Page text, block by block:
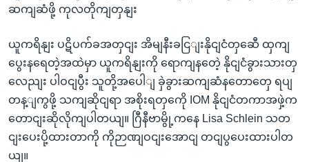
ဆကျဆံဖို့ ကုလတိုကျတှနျး
ယူကရိနျး ပဋိပက်ခအတှငျး အိမျနီးခငြျးနိုငျငံတှဆေီ ထှကျ
ပွေးနရေတဲ့အထဲမှာ ယူကရိနျးကို ရောကျနတေဲ့ နိုငျငံခွားသားတှ
လေညျး ပါဝငျပွီး သူတို့အပေါျ ခှဲခွားဆကျဆံနတောတှေ ရပျ
တန့ျကွဖို့ သကျဆိုငျရာ အစိုးရတှကေို IOM နိုငျငံတကာအဖှဲ့က
တောငျးဆိုလိုကျပါတယျ။ ဂြီနီဗာမွို့ကနေ Lisa Schlein သတ
ငျးပေးပို့ထားတာကို ကိုဉာဏျဝငျးအောငျ တငျပွပေးထားပါတ
ယျ။